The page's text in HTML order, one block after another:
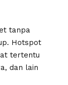
tanpa
Hotspot
tertentu
dan lain